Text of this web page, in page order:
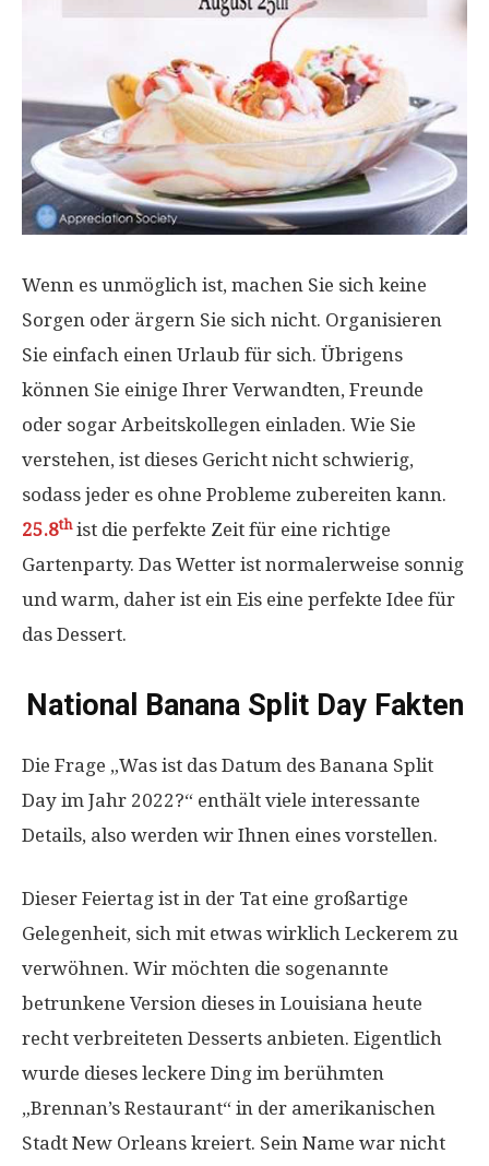
Wenn es unmöglich ist, machen Sie sich keine
Sorgen oder ärgern Sie sich nicht. Organisieren
Sie einfach einen Urlaub für sich. Übrigens
können Sie einige Ihrer Verwandten, Freunde
oder sogar Arbeitskollegen einladen. Wie Sie
verstehen, ist dieses Gericht nicht schwierig,
sodass jeder es ohne Probleme zubereiten kann.
25.8thist die perfekte Zeit für eine richtige
Gartenparty. Das Wetter ist normalerweise sonnig
und warm, daher ist ein Eis eine perfekte Idee für
das Dessert.
National Banana Split Day Fakten
Die Frage „Was ist das Datum des Banana Split
Day im Jahr 2022?“ enthält viele interessante
Details, also werden wir Ihnen eines vorstellen.
Dieser Feiertag ist in der Tat eine großartige
Gelegenheit, sich mit etwas wirklich Leckerem zu
verwöhnen. Wir möchten die sogenannte
betrunkene Version dieses in Louisiana heute
recht verbreiteten Desserts anbieten. Eigentlich
wurde dieses leckere Ding im berühmten
„Brennan’s Restaurant“ in der amerikanischen
Stadt New Orleans kreiert. Sein Name war nicht